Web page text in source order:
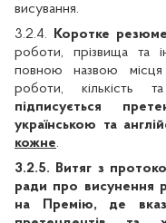
висування.
3.2.4.
Коротке
роботи, прізвища та
повною назвою місця
роботи, кількість
підписується
українською та
кожне.
3.2.5.
Витяг з
ради про висунення
на Премію, де